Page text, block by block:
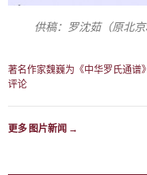
供稿：罗沈茹（原北
著名作家魏巍为《中华罗氏通谱
评论
更多 图片新闻 →